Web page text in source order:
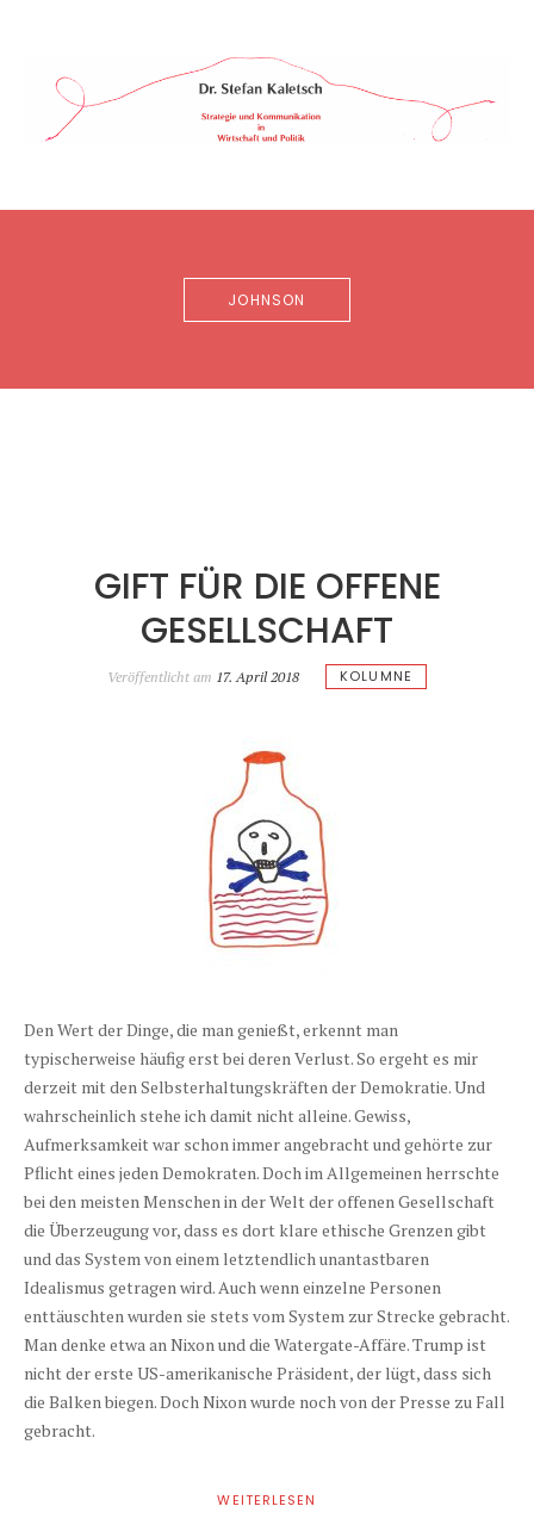
Stefan
KOMMUNIKATION
JOHNSON
GIFT FÜR DIE OFFENE
GESELLSCHAFT
Veröffentlicht am 17. April 2018 KOLUMNE
Den Wert der Dinge, die man genießt, erkennt man
typischerweise häufig erst bei deren Verlust. So ergeht es mir
derzeit mit den Selbsterhaltungskräften der Demokratie. Und
wahrscheinlich stehe ich damit nicht alleine. Gewiss,
Aufmerksamkeit war schon immer angebracht und gehörte zur
Pflicht eines jeden Demokraten. Doch im Allgemeinen herrschte
bei den meisten Menschen in der Welt der offenen Gesellschaft
die Überzeugung vor, dass es dort klare ethische Grenzen gibt
und das System von einem letztendlich unantastbaren
Idealismus getragen wird. Auch wenn einzelne Personen
enttäuschten wurden sie stets vom System zur Strecke gebracht.
Man denke etwa an Nixon und die Watergate-Affäre. Trump ist
nicht der erste US-amerikanische Präsident, der lügt, dass sich
die Balken biegen. Doch Nixon wurde noch von der Presse zu Fall
gebracht.
WEITERLESEN